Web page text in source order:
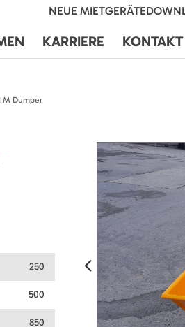
NEUE MIETGERÄTE
KARRIERE KONTAKT
M Dumper
250
500
850